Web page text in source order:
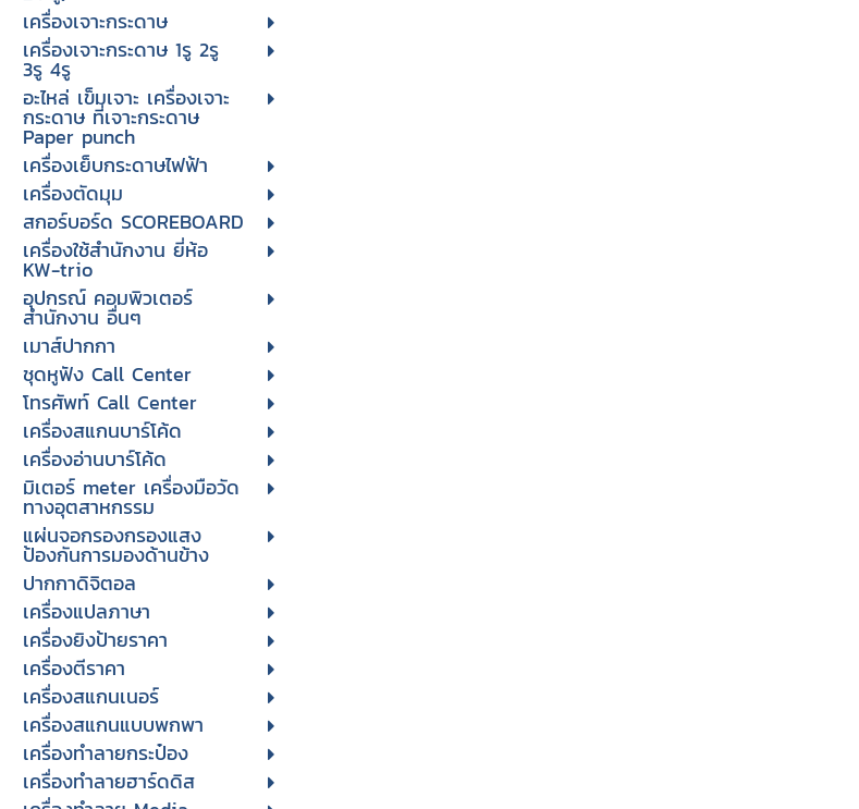
เครื่องเจาะกระดาษ
เครื่องเจาะกระดาษ 1รู 2รู
3รู 4รู
อะไหล่ เข็มเจาะ เครื่องเจาะ
กระดาษ ที่เจาะกระดาษ
Paper punch
เครื่องเย็บกระดาษไฟฟ้า
เครื่องตัดมุม
สกอร์บอร์ด SCOREBOARD
เครื่องใช้สำนักงาน ยี่ห้อ
KW-trio
อุปกรณ์ คอมพิวเตอร์
สำนักงาน อื่นๆ
เมาส์ปากกา
ชุดหูฟัง Call Center
โทรศัพท์ Call Center
เครื่องสแกนบาร์โค้ด
เครื่องอ่านบาร์โค้ด
มิเตอร์ meter เครื่องมือวัด
ทางอุตสาหกรรม
แผ่นจอกรองกรองแสง
ป้องกันการมองด้านข้าง
ปากกาดิจิตอล
เครื่องแปลภาษา
เครื่องยิงป้ายราคา
เครื่องตีราคา
เครื่องสแกนเนอร์
เครื่องสแกนแบบพกพา
เครื่องทำลายกระป๋อง
เครื่องทำลายฮาร์ดดิส